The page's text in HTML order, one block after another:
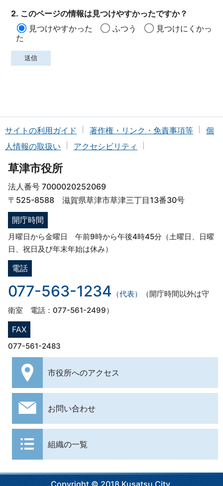
2. このページの情報は見つけやすかったですか？
見つけやすかった
ふつう
見つけにくかっ
た
サイトの利用ガイド 著作権・リンク・免責事項等
個
人情報の取扱い
アクセシビリティ
草津市役所
法人番号 7000020252069
〒525-8588 滋賀県草津市草津三丁目13番30号
開庁時間
月曜日から金曜日 午前9時から午後4時45分（土曜日、日曜
日、祝日及び年末年始は休み）
電話
077-563-1234 （代表）
（開庁時間以外は守
衛室 電話：077-561-2499）
FAX
077-561-2483
市役所へのアクセス
お問い合わせ
組織の一覧